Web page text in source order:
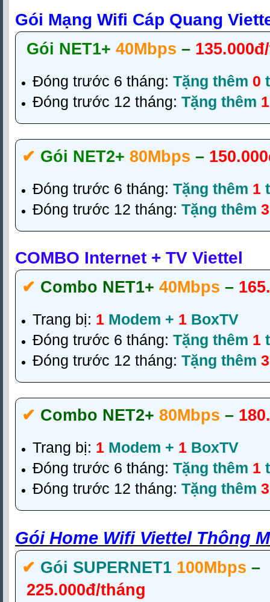
Gói Mạng Wifi Cáp Quang
Gói NET1+ 40Mbps –
Đóng trước 6 tháng: Tặng thêm 0
Đóng trước 12 tháng: Tặng thêm 1
✔‎ Gói NET2+ 80Mbps –
Đóng trước 6 tháng: Tặng thêm 1
Đóng trước 12 tháng: Tặng thêm 3
COMBO Internet + TV Viettel
✔‎ Combo NET1+ 40Mbps –
Trang bị: 1 Modem + 1 BoxTV
Đóng trước 6 tháng: Tặng thêm 1
Đóng trước 12 tháng: Tặng thêm 3
✔‎ Combo NET2+ 80Mbps –
Trang bị: 1 Modem + 1 BoxTV
Đóng trước 6 tháng: Tặng thêm 1
Đóng trước 12 tháng: Tặng thêm 3
Gói Home Wifi Viettel Thông
✔‎ Gói SUPERNET1 100Mbps –
225.000đ/tháng